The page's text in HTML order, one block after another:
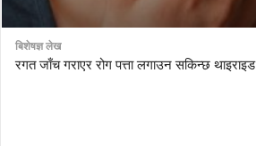
बिशेषज्ञ लेख
रगत जाँच गराएर रोग पत्ता लगाउन सकिन्छ थाइराइड